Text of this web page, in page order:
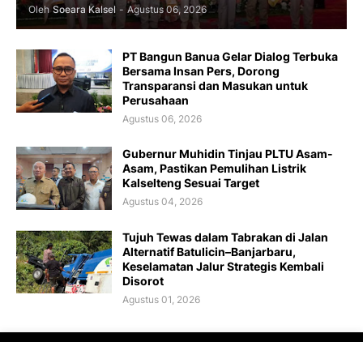
Oleh Soeara Kalsel - Agustus 06, 2026
PT Bangun Banua Gelar Dialog Terbuka
Bersama Insan Pers, Dorong
Transparansi dan Masukan untuk
Perusahaan
Agustus 06, 2026
Gubernur Muhidin Tinjau PLTU Asam-
Asam, Pastikan Pemulihan Listrik
Kalselteng Sesuai Target
Agustus 04, 2026
Tujuh Tewas dalam Tabrakan di Jalan
Alternatif Batulicin–Banjarbaru,
Keselamatan Jalur Strategis Kembali
Disorot
Agustus 01, 2026